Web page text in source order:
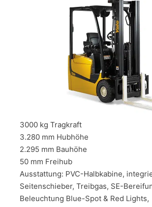
3000 kg Tragkraft
3.280 mm Hubhöhe
2.295 mm Bauhöhe
50 mm Freihub
Ausstattung: PVC-Halbkabine,
Seitenschieber, Treibgas, SE-
Beleuchtung Blue-Spot & Red Lights,